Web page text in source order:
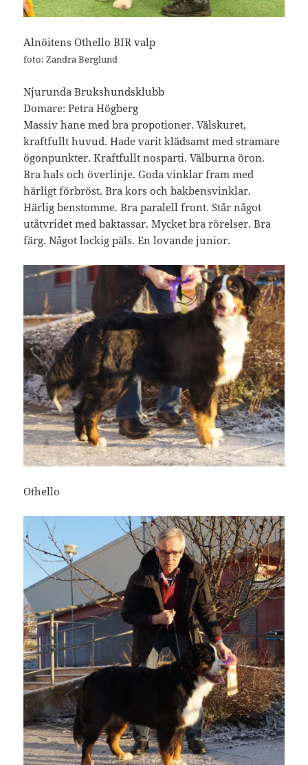
Alnöitens Othello BIR valp
foto: Zandra Berglund
Njurunda Brukshundsklubb
Domare: Petra Högberg
Massiv hane med bra propotioner. Välskuret,
kraftfullt huvud. Hade varit klädsamt med stramare
ögonpunkter. Kraftfullt nosparti. Välburna öron.
Bra hals och överlinje. Goda vinklar fram med
härligt förbröst. Bra kors och bakbensvinklar.
Härlig benstomme. Bra paralell front. Står något
utåtvridet med baktassar. Mycket bra rörelser. Bra
färg. Något lockig päls. En lovande junior.
Othello